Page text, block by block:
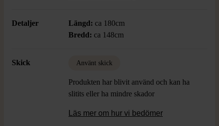
Detaljer Längd: ca 180cm
Bredd: ca 148cm
Skick Använt skick
Produkten har blivit använd och kan ha
slitits eller ha mindre skador
Läs mer om hur vi bedömer